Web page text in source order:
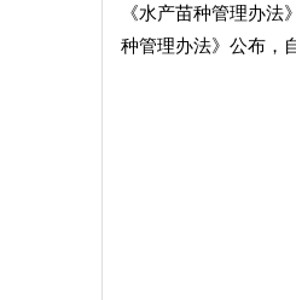
《水产苗种管理办
种管理办法》公布，